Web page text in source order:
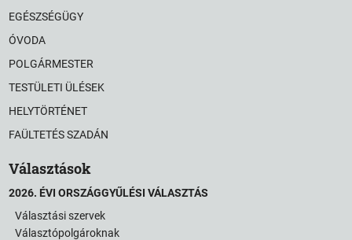
EGÉSZSÉGÜGY
ÓVODA
POLGÁRMESTER
TESTÜLETI ÜLÉSEK
HELYTÖRTÉNET
FAÜLTETÉS SZADÁN
Választások
2026. ÉVI ORSZÁGGYŰLÉSI VÁLASZTÁS
Választási szervek
Választópolgároknak